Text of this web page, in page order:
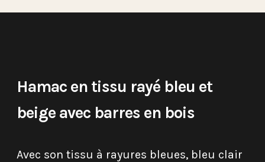
Hamac en tissu rayé bleu et
beige avec barres en bois
Avec son tissu à rayures bleues, bleu clair